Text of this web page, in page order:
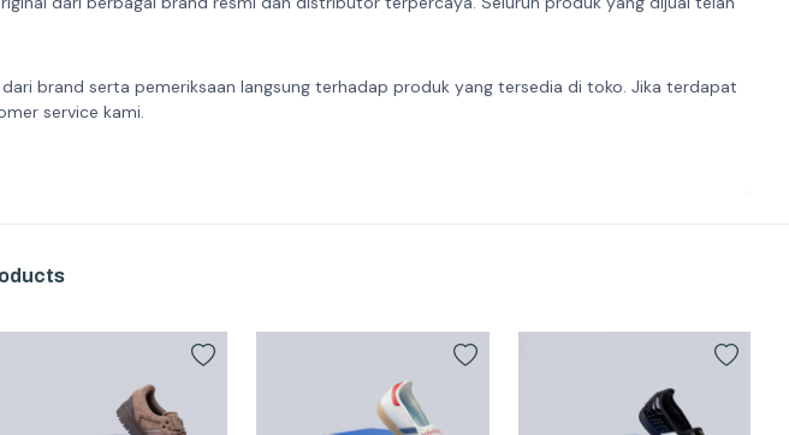
brand serta pemeriksaan langsung terhadap produk yang tersedia di toko. Jika terdapat
service kami.